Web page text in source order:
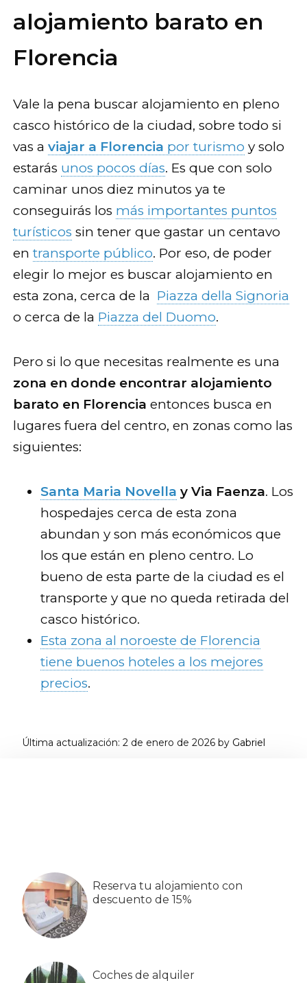
alojamiento barato en
Florencia
Vale la pena buscar alojamiento en pleno
casco histórico de la ciudad, sobre todo si
vas a viajar a Florencia por turismo y solo
estarás unos pocos días. Es que con solo
caminar unos diez minutos ya te
conseguirás los más importantes puntos
turísticos sin tener que gastar un centavo
en transporte público. Por eso, de poder
elegir lo mejor es buscar alojamiento en
esta zona, cerca de la Piazza della Signoria
o cerca de la Piazza del Duomo.
Pero si lo que necesitas realmente es una
zona en donde encontrar alojamiento
barato en Florencia entonces busca en
lugares fuera del centro, en zonas como las
siguientes:
Santa Maria Novella y Via Faenza. Los
hospedajes cerca de esta zona
abundan y son más económicos que
los que están en pleno centro. Lo
bueno de esta parte de la ciudad es el
transporte y que no queda retirada del
casco histórico.
Esta zona al noroeste de Florencia
tiene buenos hoteles a los mejores
precios.
Última actualización: 2 de enero de 2026by Gabriel
primaria
Reserva tu alojamiento con
descuento de 15%
Coches de alquiler